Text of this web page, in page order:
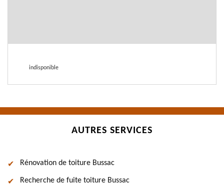
indisponible
AUTRES SERVICES
Rénovation de toiture Bussac
Recherche de fuite toiture Bussac